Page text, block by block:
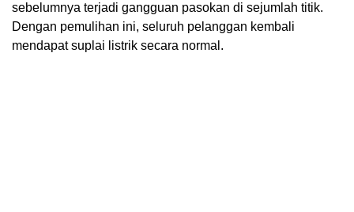
sebelumnya terjadi gangguan pasokan di sejumlah titik.
Dengan pemulihan ini, seluruh pelanggan kembali
mendapat suplai listrik secara normal.